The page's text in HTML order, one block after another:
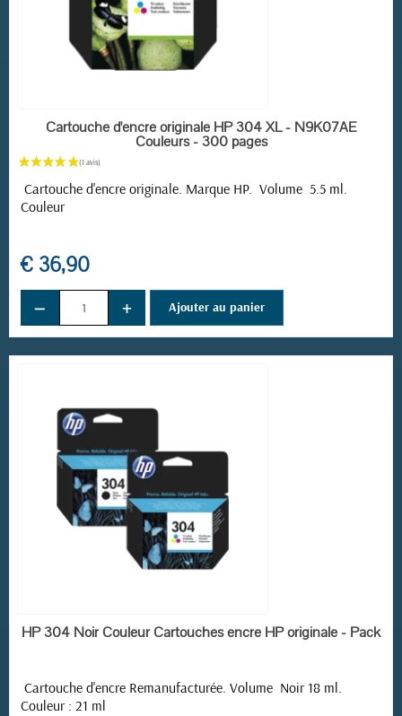
EN STOCK
Cartouche d'encre originale HP 304 XL - N9K07AE
Couleurs - 300 pages
Cartouche d'encre originale. Marque HP. Volume 5.5 ml.
Couleur
€ 36,90
− + Ajouter au panier
RUPTURE DE STOCK
HP 304 Noir Couleur Cartouches encre HP originale - Pack
Cartouche d'encre Remanufacturée. Volume Noir 18 ml.
Couleur : 21 ml